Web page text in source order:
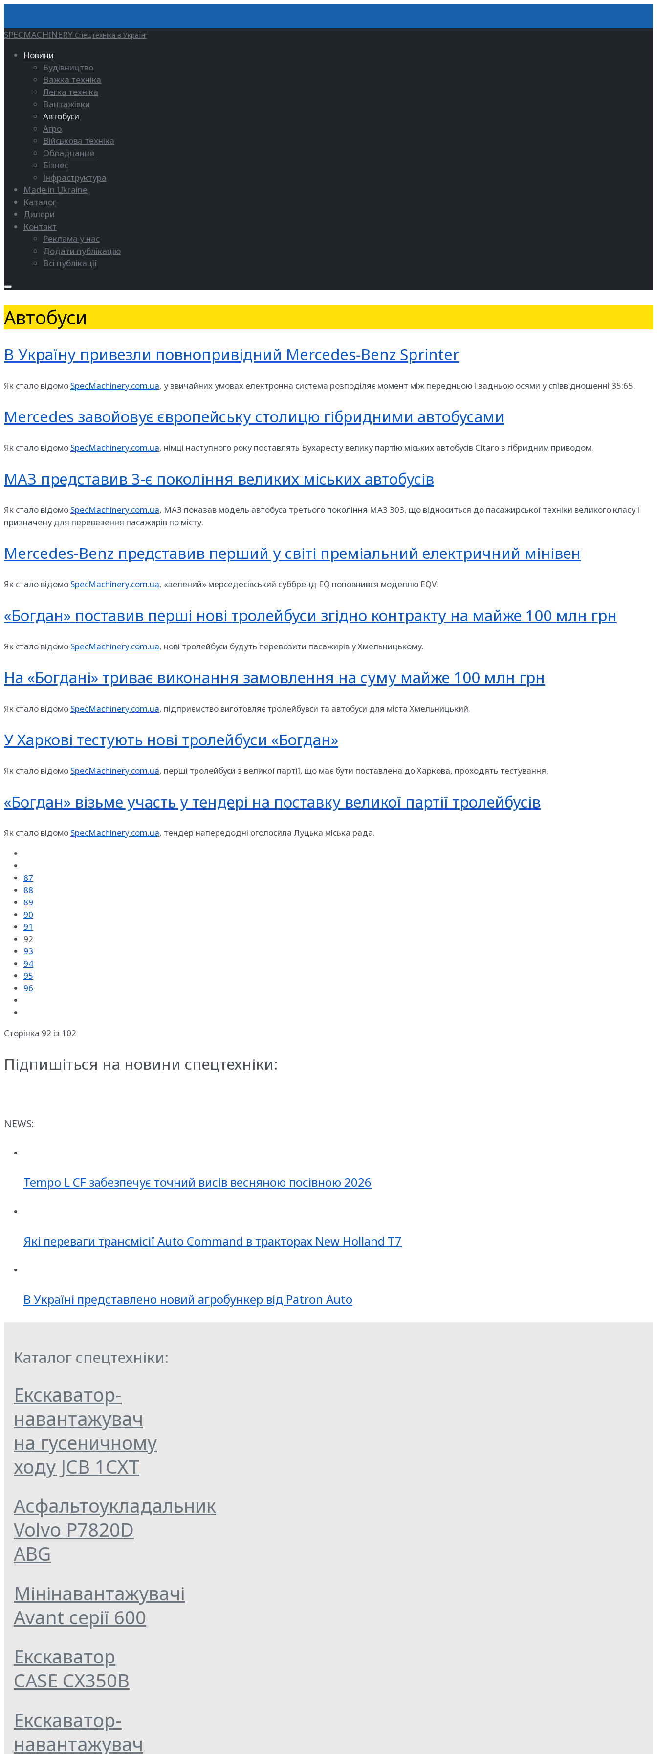
SPECMACHINERY Спецтехніка в Україні
Новини
Будівництво
Важка техніка
Легка техніка
Вантажівки
Автобуси
Агро
Військова техніка
Обладнання
Бізнес
Інфраструктура
Made in Ukraine
Каталог
Дилери
Контакт
Реклама у нас
Додати публікацію
Всі публікації
Автобуси
В Україну привезли повнопривідний Mercedes-Benz Sprinter
Як стало відомо SpecMachinery.com.ua, у звичайних умовах електронна система розподіляє момент між передньою і задньою осями у співвідношенні 35:65.
Mercedes завойовує європейську столицю гібридними автобусами
Як стало відомо SpecMachinery.com.ua, німці наступного року поставлять Бухаресту велику партію міських автобусів Citaro з гібридним приводом.
МАЗ представив 3-є покоління великих міських автобусів
Як стало відомо SpecMachinery.com.ua, МАЗ показав модель автобуса третього покоління МАЗ 303, що відноситься до пасажирської техніки великого класу і
призначену для перевезення пасажирів по місту.
Mercedes-Benz представив перший у світі преміальний електричний мінівен
Як стало відомо SpecMachinery.com.ua, «зелений» мерседесівський суббренд EQ поповнився моделлю EQV.
«Богдан» поставив перші нові тролейбуси згідно контракту на майже 100 млн грн
Як стало відомо SpecMachinery.com.ua, нові тролейбуси будуть перевозити пасажирів у Хмельницькому.
На «Богдані» триває виконання замовлення на суму майже 100 млн грн
Як стало відомо SpecMachinery.com.ua, підприємство виготовляє тролейбувси та автобуси для міста Хмельницький.
У Харкові тестують нові тролейбуси «Богдан»
Як стало відомо SpecMachinery.com.ua, перші тролейбуси з великої партії, що має бути поставлена до Харкова, проходять тестування.
«Богдан» візьме участь у тендері на поставку великої партії тролейбусів
Як стало відомо SpecMachinery.com.ua, тендер напередодні оголосила Луцька міська рада.
87
88
89
90
91
92
93
94
95
96
Сторінка 92 із 102
Підпишіться на новини спецтехніки:
NEWS:
Tempo L CF забезпечує точний висів весняною посівною 2026
Які переваги трансмісії Auto Command в тракторах New Holland T7
В Україні представлено новий агробункер від Patron Auto
Каталог спецтехніки:
Екскаватор-
навантажувач
на гусеничному
ходу JCB 1СХТ
Асфальтоукладальник
Volvo P7820D
ABG
Мінінавантажувачі
Avant серії 600
Екскаватор
CASE CX350B
Екскаватор-
навантажувач